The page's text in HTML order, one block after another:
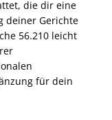
die dir eine
deiner Gerichte
56.210 leicht
für dein